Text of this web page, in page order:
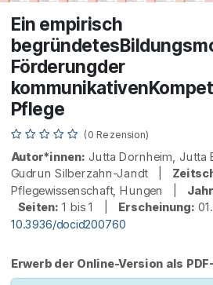
Ein empirisch
Förderungder
Pflege
(0 Rezension)
Autor*innen: Jutta Dornheim, Jutta
Gudrun Silberzahn-Jandt |
Pflegewissenschaft, Hungen |
Seiten: 1 bis 1 | Erscheinung:
10.3936/docid200760
Erwerb der Online-Version als